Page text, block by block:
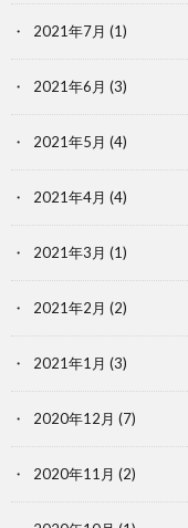
2021年7月 (1)
2021年6月 (3)
2021年5月 (4)
2021年4月 (4)
2021年3月 (1)
2021年2月 (2)
2021年1月 (3)
2020年12月 (7)
2020年11月 (2)